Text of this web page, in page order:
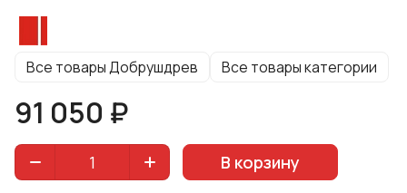
Все товары Добрушдрев Все товары категории
91 050 ₽
В корзину